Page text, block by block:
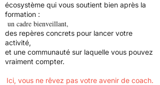
écosystème qui vous soutient bien après la
formation :
un cadre bienveillant,
des repères concrets pour lancer votre
activité,
et une communauté sur laquelle vous pouvez
vraiment compter.
Ici, vous ne rêvez pas votre avenir de coach.